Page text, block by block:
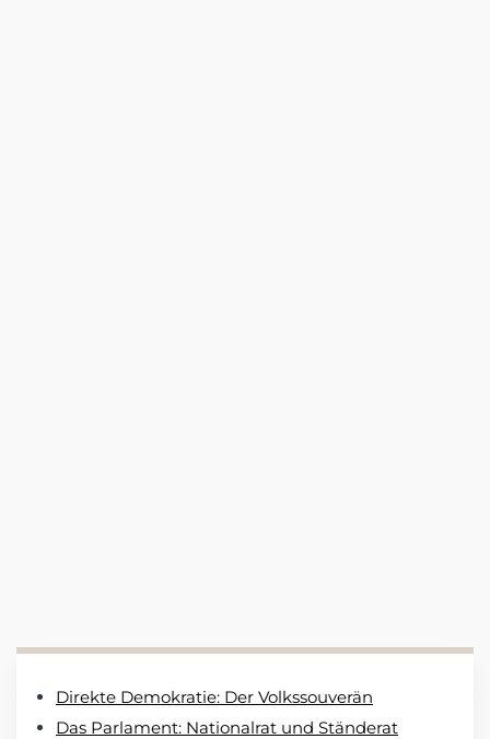
Direkte Demokratie: Der Volkssouverän
Das Parlament: Nationalrat und Ständerat